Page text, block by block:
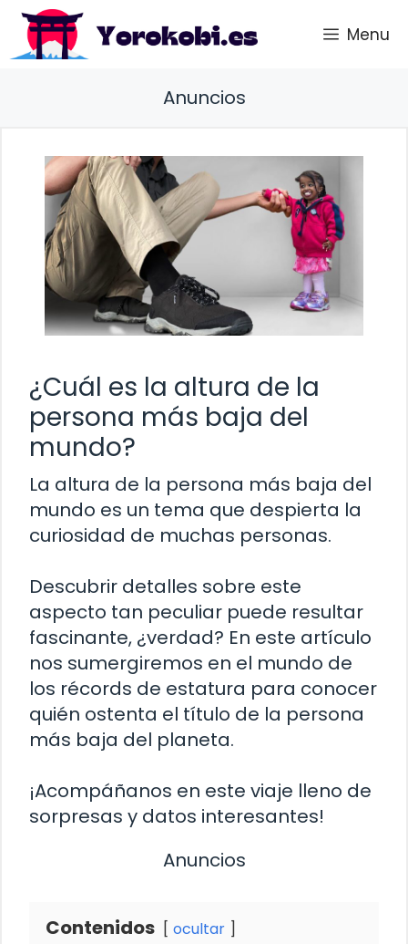
Saltar
contenido
Menu
Anuncios
¿Cuál es la altura de la
persona más baja del
mundo?
La altura de la persona más baja del
mundo es un tema que despierta la
curiosidad de muchas personas.
Descubrir detalles sobre este
aspecto tan peculiar puede resultar
fascinante, ¿verdad? En este artículo
nos sumergiremos en el mundo de
los récords de estatura para conocer
quién ostenta el título de la persona
más baja del planeta.
¡Acompáñanos en este viaje lleno de
sorpresas y datos interesantes!
Anuncios
Contenidos ocultar